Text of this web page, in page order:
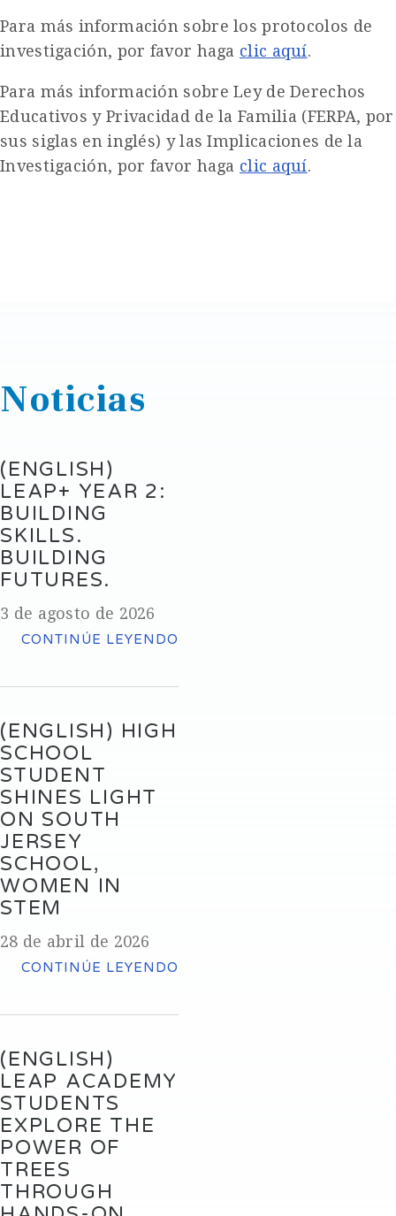
Para más información sobre los protocolos de
investigación, por favor haga clic aquí.
Para más información sobre Ley de Derechos
Educativos y Privacidad de la Familia (FERPA, por
sus siglas en inglés) y las Implicaciones de la
Investigación, por favor haga clic aquí.
Noticias
(ENGLISH)
LEAP+ YEAR 2:
BUILDING
SKILLS.
BUILDING
FUTURES.
3 de agosto de 2026
CONTINÚE LEYENDO
(ENGLISH) HIGH
SCHOOL
STUDENT
SHINES LIGHT
ON SOUTH
JERSEY
SCHOOL,
WOMEN IN
STEM
28 de abril de 2026
CONTINÚE LEYENDO
(ENGLISH)
LEAP ACADEMY
STUDENTS
EXPLORE THE
POWER OF
TREES
THROUGH